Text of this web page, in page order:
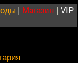
| Магазин | VIP